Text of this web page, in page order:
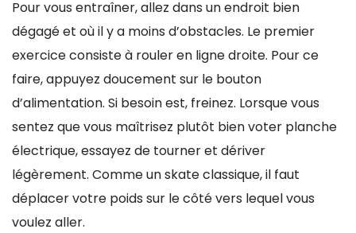
Pour vous entraîner, allez dans un endroit bien
dégagé et où il y a moins d’obstacles. Le premier
exercice consiste à rouler en ligne droite. Pour ce
faire, appuyez doucement sur le bouton
d’alimentation. Si besoin est, freinez. Lorsque vous
sentez que vous maîtrisez plutôt bien voter planche
électrique, essayez de tourner et dériver
légèrement. Comme un skate classique, il faut
déplacer votre poids sur le côté vers lequel vous
voulez aller.